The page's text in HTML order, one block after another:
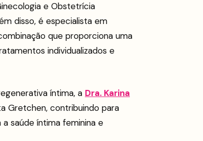
e Obstetrícia
disso, é especialista em
que proporciona uma
individualizados e
íntima, a Dra. Karina
Gretchen, contribuindo para
saúde íntima feminina e